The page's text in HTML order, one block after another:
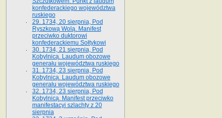
konfederackiego województwa
ruskiego
29. 1734, 20 sierpnia, Pod
Ryszkową Wolą. Manifest
przeciwko duktorowi
konfederackiemu Sołtykowi
30. 1734, 21 sierpnia, Pod
Kobylnicą. Laudum obozowe
generału województwa ruskiego
31. 1734, 23 sierpnia, Pod
Kobylnicą. Laudum obozowe
generału województwa ruskiego
32. 1734, 23 sierpnia, Pod
Kobylnicą. Manifest przeciwko
manifestacyi szlachty z 20
sierpnia